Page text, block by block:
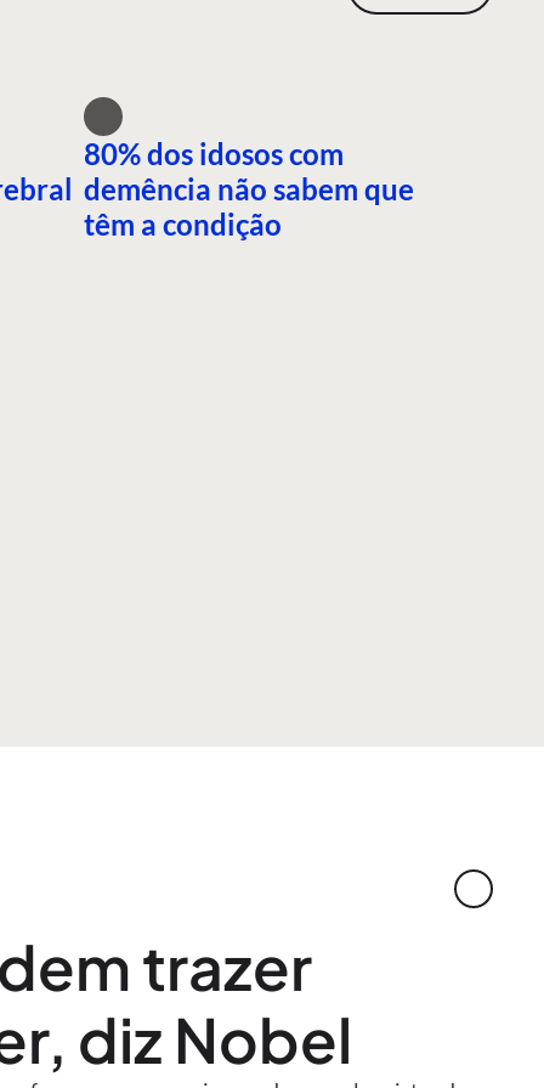
80% dos idosos com
demência não sabem que
têm a condição
trazer
diz Nobel